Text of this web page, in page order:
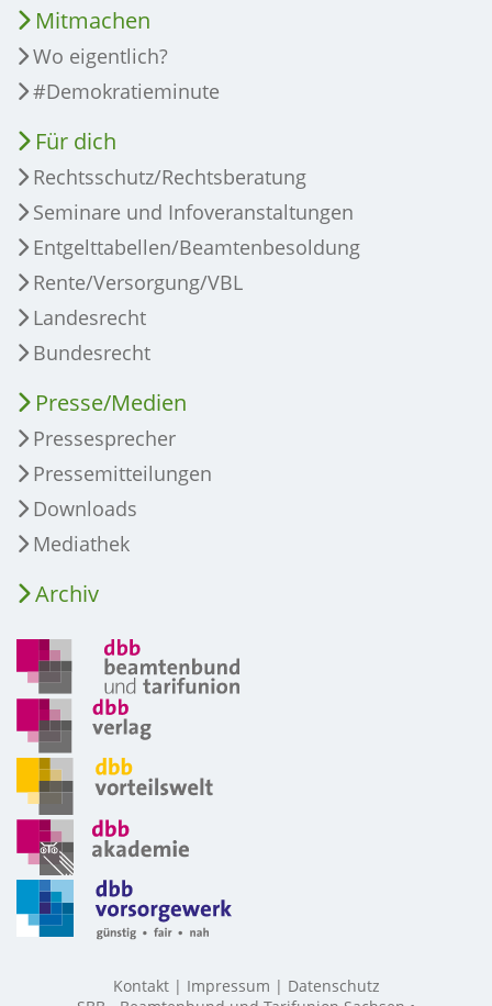
Mitmachen
Wo eigentlich?
#Demokratieminute
Für dich
Rechtsschutz/Rechtsberatung
Seminare und Infoveranstaltungen
Entgelttabellen/Beamtenbesoldung
Rente/Versorgung/VBL
Landesrecht
Bundesrecht
Presse/Medien
Pressesprecher
Pressemitteilungen
Downloads
Mediathek
Archiv
Kontakt Impressum
Datenschutz